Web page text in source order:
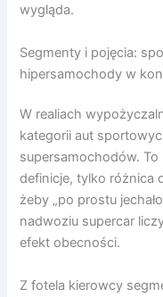
wygląda.
Segmenty i pojęcia:
hipersamochody w
W realiach
kategorii aut
supersamochodów.
definicje, tylko różnica
żeby „po prostu
nadwoziu supercar
efekt obecności.
Z fotela kierowcy